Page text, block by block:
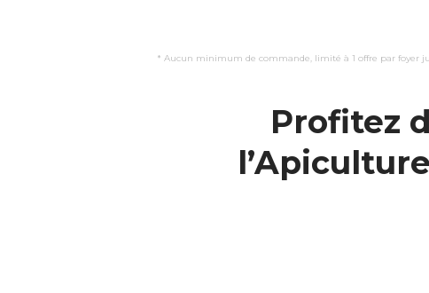
* Aucun minimum de commande, limité à 1 offre par foyer
Profitez